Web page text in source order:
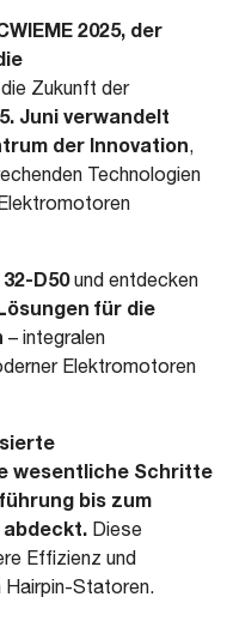
2025, der
Zukunft der
Juni verwandelt
der Innovation,
Technologien
D50und entdecken
für die
– integralen
Elektromotoren
wesentliche Schritte
bis zum
abdeckt. Diese
Effizienz und
Hairpin-Statoren.